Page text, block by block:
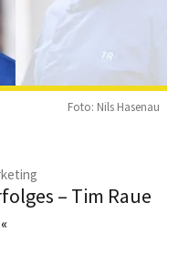
Foto: Nils Hasenau
– Tim Raue